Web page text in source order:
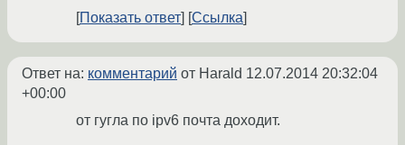
Показать ответ
Ссылка
Ответ на: комментарий от Harald 12.07.2014 20:32:04
+00:00
от гугла по ipv6 почта доходит.